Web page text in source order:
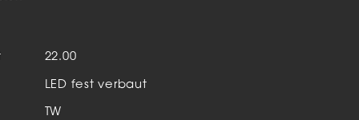
22.00
LED fest verbaut
TW